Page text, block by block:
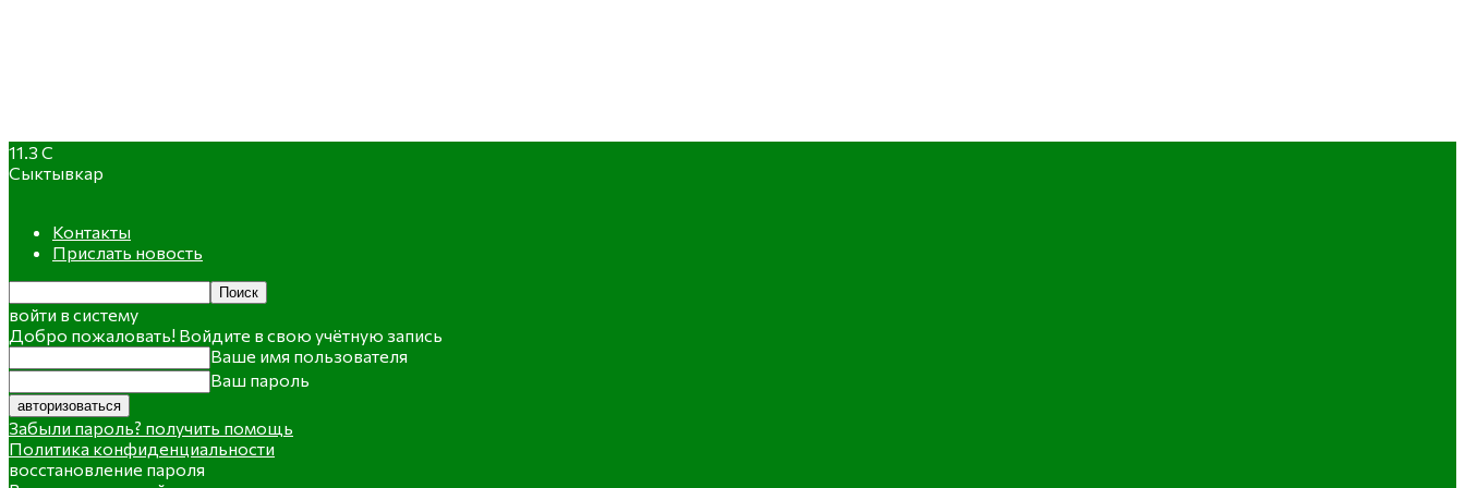
11.3 C
Сыктывкар
Контакты
Прислать новость
войти в систему
Добро пожаловать! Войдите в свою учётную запись
Ваше имя пользователя
Ваш пароль
Забыли пароль? получить помощь
Политика конфиденциальности
восстановление пароля